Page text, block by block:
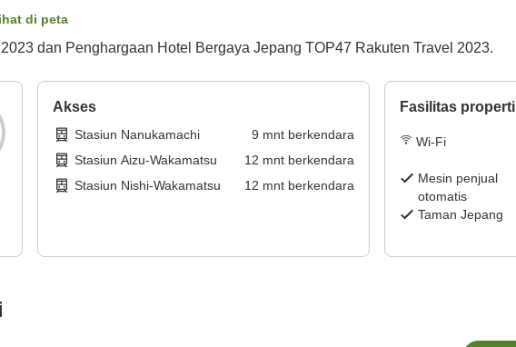
di peta
dan Penghargaan Hotel Bergaya Jepang TOP47 Rakuten Travel 2023.
Akses
Stasiun Nanukamachi 9 mnt berkendara
Stasiun Aizu-Wakamatsu
12 mnt berkendara
Stasiun Nishi-Wakamatsu
12 mnt berkendara
Fasilitas properti
Wi-Fi
Mesin penjual
otomatis
Taman Jepang